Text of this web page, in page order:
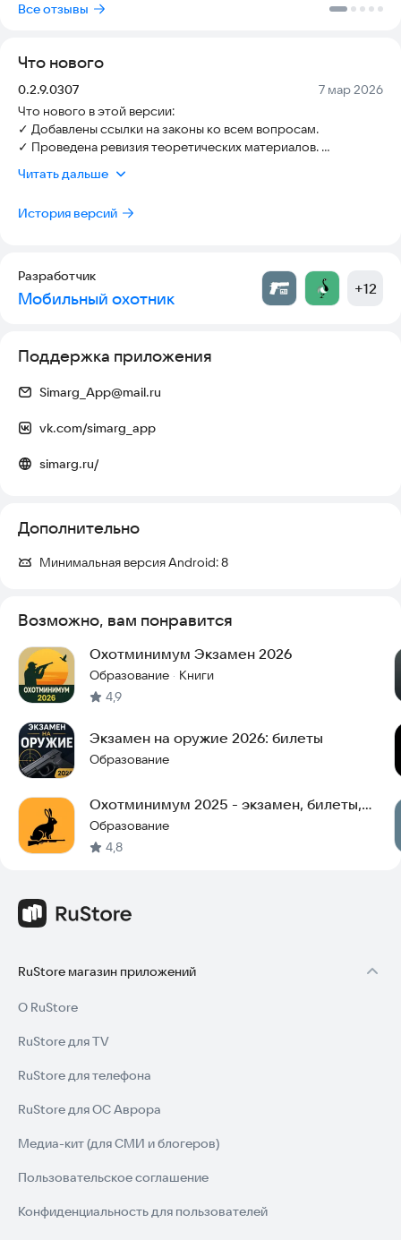
Мы с радостью предлагаем Вам один из самых действенных
усидчивость и умение быстро ориентироваться и
соображать.
Наш сайт: https://simarg.ru/
Поддержка:Simarg_App@mail.ru
Все отзывы
Что нового
Версия:
0.2.9.0307 Дата:
7 мар 2026
Что нового в этой версии:
✓ Добавлены ссылки на законы ко всем вопросам.
✓ Проведена ревизия теоретических материалов.
ошибок.
работы приложения
Читать дальше
История версий
Разработчик
Мобильный охотник +12
Поддержка приложения
Simarg_App@mail.ru
vk.com/simarg_app
simarg.ru/
Дополнительно
Минимальная версия Android:8
Возможно, вам понравится
Охотминимум Экзамен 2026
Образование · Книги
4,9
Экзамен на оружие 2026: билеты
Образование
Охотминимум 2025 - экзамен, билеты,
тест
Образование
4,8
RuStore магазин приложений
О RuStore
RuStore для TV
RuStore для телефона
RuStore для ОС Аврора
Медиа-кит (для СМИ и блогеров)
Пользовательское соглашение
Конфиденциальность для пользователей